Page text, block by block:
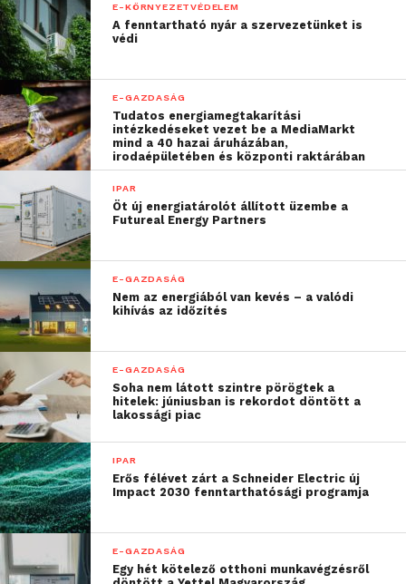
E-KÖRNYEZETVÉDELEM
A fenntartható nyár a szervezetünket is
védi
E-GAZDASÁG
Tudatos energiamegtakarítási
intézkedéseket vezet be a MediaMarkt
mind a 40 hazai áruházában,
irodaépületében és központi raktárában
IPAR
Öt új energiatárolót állított üzembe a
Futureal Energy Partners
E-GAZDASÁG
Nem az energiából van kevés – a valódi
kihívás az időzítés
E-GAZDASÁG
Soha nem látott szintre pörögtek a
hitelek: júniusban is rekordot döntött a
lakossági piac
IPAR
Erős félévet zárt a Schneider Electric új
Impact 2030 fenntarthatósági programja
E-GAZDASÁG
Egy hét kötelező otthoni munkavégzésről